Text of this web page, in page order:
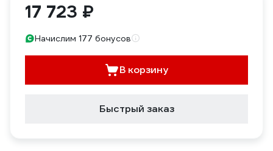
17 723 ₽
Начислим 177 бонусов
В корзину
Быстрый заказ